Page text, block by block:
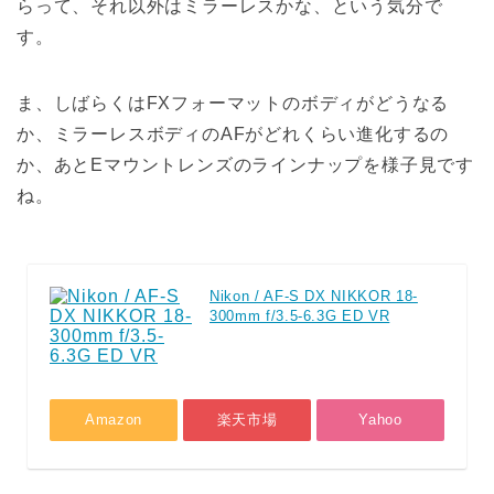
らって、それ以外はミラーレスかな、という気分で
す。
ま、しばらくはFXフォーマットのボディがどうなる
か、ミラーレスボディのAFがどれくらい進化するの
か、あとEマウントレンズのラインナップを様子見です
ね。
Nikon / AF-S DX NIKKOR 18-
300mm f/3.5-6.3G ED VR
Amazon 楽天市場 Yahoo